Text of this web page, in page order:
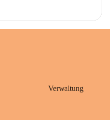
Verwaltung